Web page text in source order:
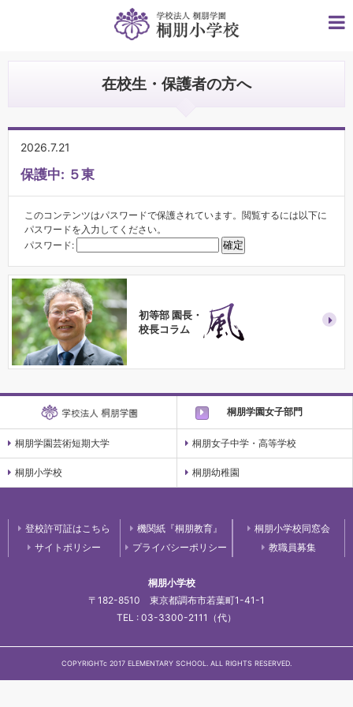
在校生・保護者の方へ
2026.7.21
保護中: ５東
このコンテンツはパスワードで保護されています。閲覧するには以下に
パスワードを入力してください。
パスワード:
初等部 園長・
校長コラム
桐朋学園女子部門
桐朋学園芸術短期大学 桐朋女子中学・高等学校
桐朋小学校 桐朋幼稚園
桐朋小学校
〒182-8510 東京都調布市若葉町1-41-1
TEL : 03-3300-2111（代）
COPYRIGHTc 2017 ELEMENTARY SCHOOL. ALL RIGHTS RESERVED.
登校許可証はこちら 機関紙『桐朋教育』
桐朋小学校同窓会
サイトポリシー
プライバシーポリシー 教職員募集